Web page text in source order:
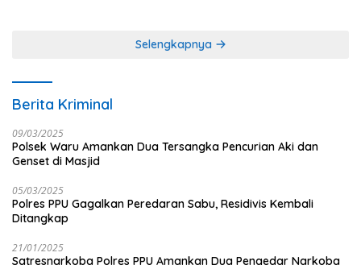
Selengkapnya
Berita Kriminal
09/03/2025
Polsek Waru Amankan Dua Tersangka Pencurian Aki dan
Genset di Masjid
05/03/2025
Polres PPU Gagalkan Peredaran Sabu, Residivis Kembali
Ditangkap
21/01/2025
Satresnarkoba Polres PPU Amankan Dua Pengedar Narkoba